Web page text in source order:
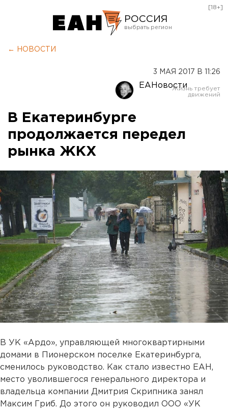
РОССИЯ
Оренбург
[18+]
← НОВОСТИ
3 МАЯ 2017 В 11:26
ЕАНовости
В Екатеринбурге
продолжается передел
рынка ЖКХ
В УК «Ардо», управляющей многоквартирными
домами в Пионерском поселке Екатеринбурга,
сменилось руководство. Как стало известно ЕАН,
место уволившегося генерального директора и
владельца компании Дмитрия Скрипника занял
Максим Гриб. До этого он руководил ООО «УК